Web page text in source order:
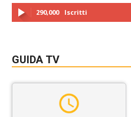
290,000 Iscritti
GUIDA TV